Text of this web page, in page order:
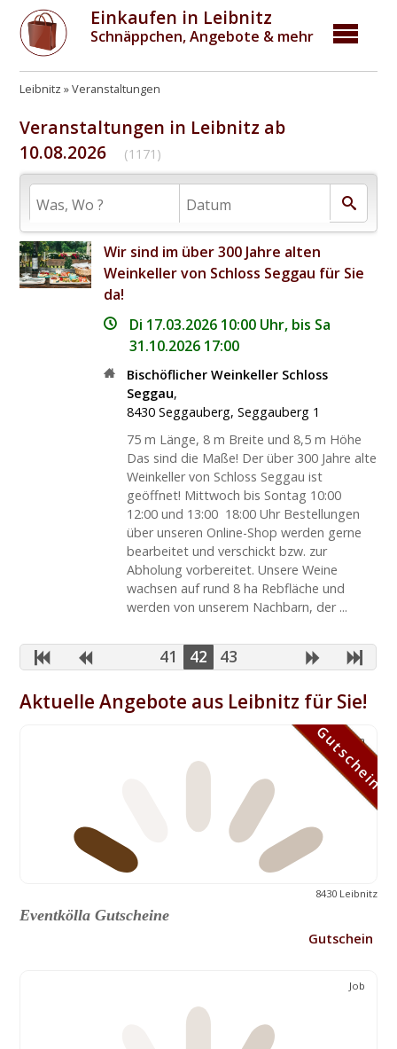
Einkaufen in Leibnitz
Schnäppchen, Angebote & mehr
Leibnitz Veranstaltungen
Veranstaltungen in Leibnitz ab
10.08.2026
(1171)
Wir sind im über 300 Jahre alten
Weinkeller von Schloss Seggau für Sie
da!
Di 17.03.2026 10:00 Uhr, bis Sa
31.10.2026 17:00
Bischöflicher Weinkeller Schloss
Seggau,
8430 Seggauberg, Seggauberg 1
75 m Länge, 8 m Breite und 8,5 m Höhe
Das sind die Maße! Der über 300 Jahre alte
Weinkeller von Schloss Seggau ist
geöffnet! Mittwoch bis Sontag 10:00 
12:00 und 13:00  18:00 Uhr Bestellungen
über unseren Online-Shop werden gerne
bearbeitet und verschickt bzw. zur
Abholung vorbereitet. Unsere Weine
wachsen auf rund 8 ha Rebfläche und
werden von unserem Nachbarn, der ...
41 42 43
Aktuelle Angebote aus Leibnitz für Sie!
Gutschein
8430 Leibnitz
Eventkölla Gutscheine
Gutschein
Gutschein
Job